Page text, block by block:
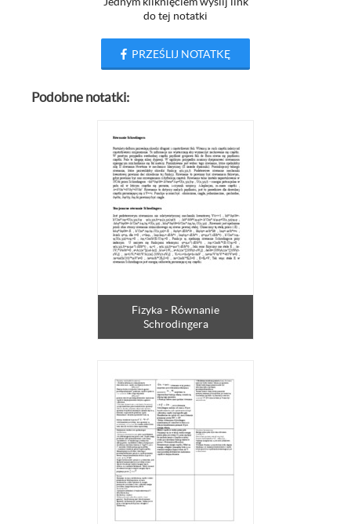
do tej notatki
PRZEŚLIJ NOTATKĘ
Podobne notatki:
Fizyka - Równanie
Schrodingera